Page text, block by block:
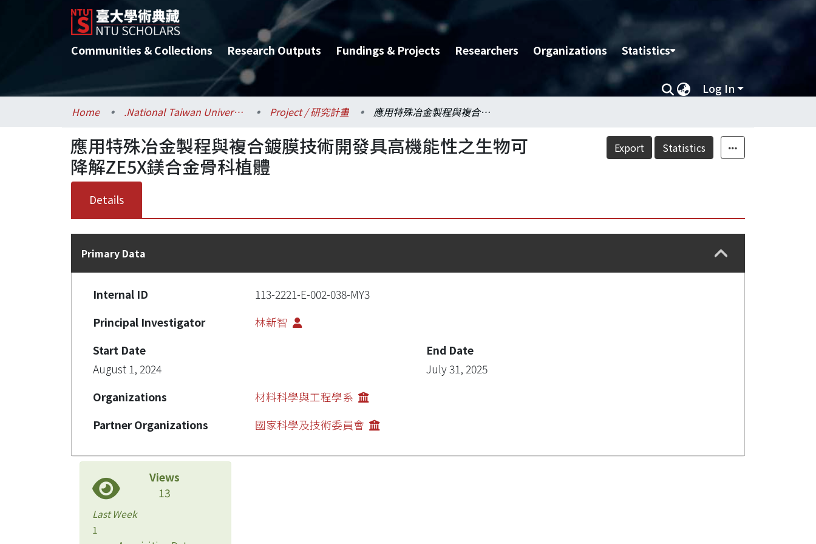
Communities & Collections Research Outputs Fundings & Projects Researchers Organizations Statistics
Log In
Home .National Taiwan University / 國立臺灣大學 Project / 研究計畫 應用特殊冶金製程與複合鍍膜技術開發具高機能性之生物可降解ZE5X鎂合金骨科植體
Export Statistics
應用特殊冶金製程與複合鍍膜技術開發具高機能性之生物可
降解ZE5X鎂合金骨科植體
Details
Primary Data
Internal ID
113-2221-E-002-038-MY3
Principal Investigator
林新智
Start Date
August 1, 2024
End Date
July 31, 2025
Organizations
材料科學與工程學系
Partner Organizations
國家科學及技術委員會
Views
13
Last Week
1